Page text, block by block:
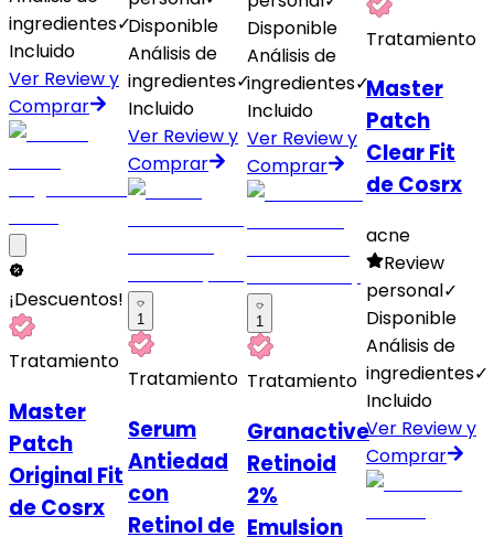
ingredientes✓
Incluido
Ver Review y
Comprar
¡Descuentos!
Tratamiento
Master
Patch
Original Fit
de Cosrx
Disponible
Análisis de
ingredientes✓
Incluido
Ver Review y
Comprar
1
Tratamiento
Serum
Antiedad
con
Retinol de
Disponible
Análisis de
ingredientes✓
Incluido
Ver Review y
Comprar
1
Tratamiento
Granactive
Retinoid
2%
Emulsion
Tratamiento
Master
Patch
Clear Fit
de Cosrx
acne
Review
personal✓
Disponible
Análisis de
ingredientes✓
Incluido
Ver Review y
Comprar